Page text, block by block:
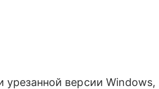
версии Windows,